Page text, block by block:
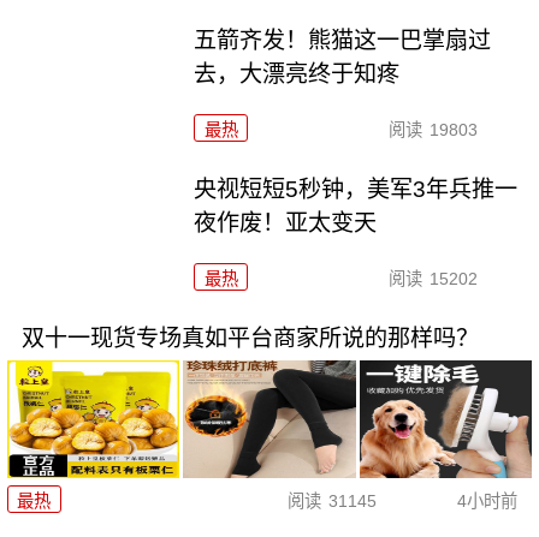
五箭齐发！熊猫这一巴掌扇过
去，大漂亮终于知疼
最热 阅读 19803
央视短短5秒钟，美军3年兵推一
夜作废！亚太变天
最热 阅读 15202
双十一现货专场真如平台商家所说的那样吗？
最热 阅读 31145 4小时前